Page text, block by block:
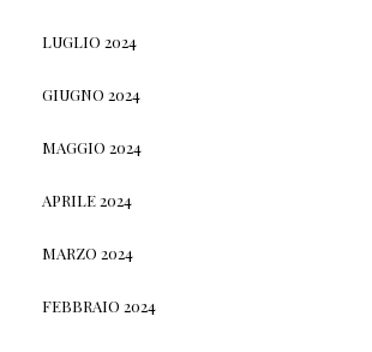
LUGLIO 2024
GIUGNO 2024
MAGGIO 2024
APRILE 2024
MARZO 2024
FEBBRAIO 2024